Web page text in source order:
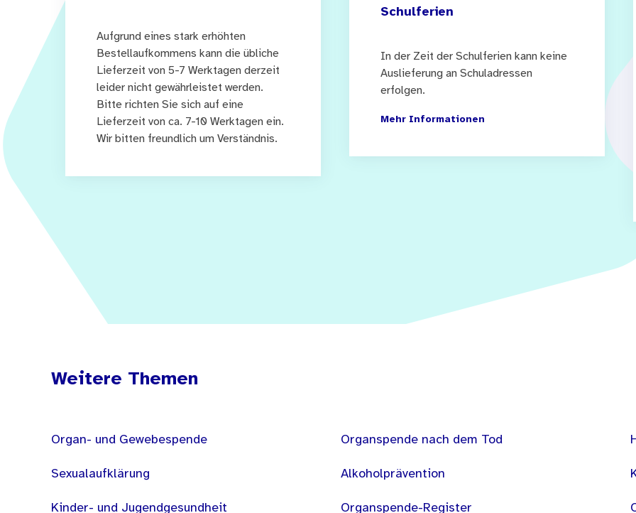
Aufgrund eines stark erhöhten
Bestellaufkommens kann die übliche
Lieferzeit von 5-7 Werktagen derzeit
leider nicht gewährleistet werden.
Bitte richten Sie sich auf eine
Lieferzeit von ca. 7-10 Werktagen ein.
Wir bitten freundlich um Verständnis.
Schulferien
In der Zeit der Schulferien kann keine
Auslieferung an Schuladressen
erfolgen.
Mehr Informationen
Weitere Themen
Organ- und Gewebespende
Sexualaufklärung
Kinder- und Jugendgesundheit
Organspende nach dem Tod
Alkoholprävention
Organspende-Register